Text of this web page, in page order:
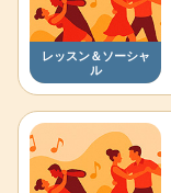
レッスン＆ソーシャ
ル